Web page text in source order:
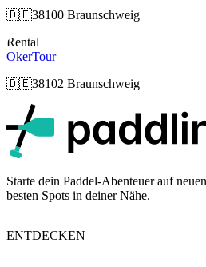
🇩🇪38100 Braunschweig
Rental
OkerTour
🇩🇪38102 Braunschweig
Starte dein Paddel-Abenteuer auf
besten Spots in deiner Nähe.
ENTDECKEN